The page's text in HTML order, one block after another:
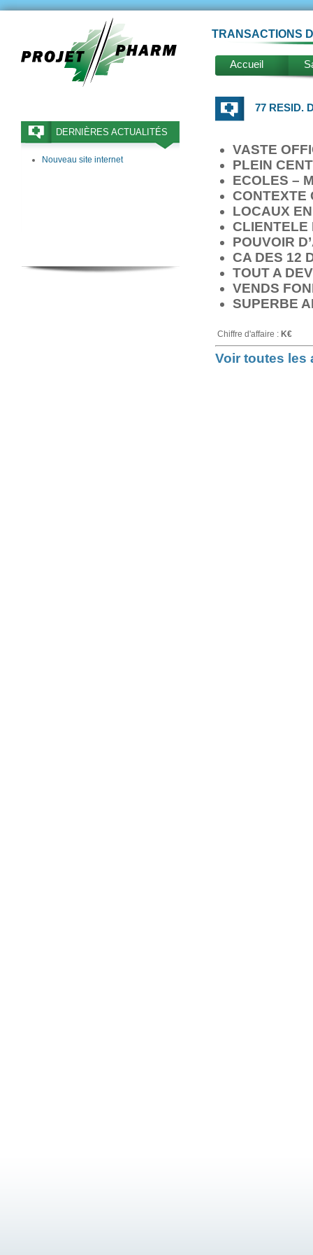
TRANSACTIONS
Accueil
DERNIÈRES ACTUALITÉS
Nouveau site internet
77 RESID.
VASTE
PLEIN
ECOLES –
CONTEXTE
LOCAUX
CLIENTELE
POUVOIR
CA DES 12
TOUT A
VENDS
SUPERBE
Chiffre d'affaire : K€
Voir toutes les